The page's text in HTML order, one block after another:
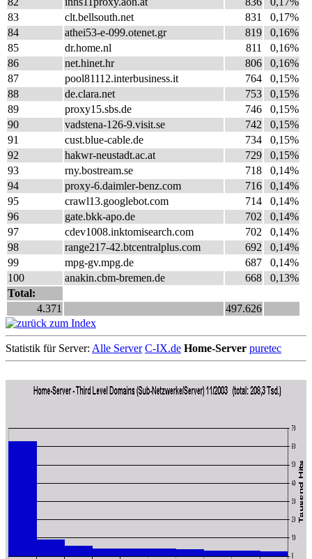
83
clt.bellsouth.net 831
0,17%
84
athei53-e-099.otenet.gr 819
0,16%
85
dr.home.nl 811
0,16%
86
net.hinet.hr 806
0,16%
87
pool81112.interbusiness.it 764
0,15%
88
de.clara.net 753
0,15%
89
proxy15.sbs.de 746
0,15%
90
vadstena-126-9.visit.se 742
0,15%
91
cust.blue-cable.de 734
0,15%
92
hakwr-neustadt.ac.at 729
0,15%
93
rny.bostream.se 718
0,14%
94
proxy-6.daimler-benz.com 716
0,14%
95
crawl13.googlebot.com 714
0,14%
96
gate.bkk-apo.de 702
0,14%
97
cdev1008.inktomisearch.com 702
0,14%
98
range217-42.btcentralplus.com 692
0,14%
99
mpg-gv.mpg.de 687
0,14%
100
anakin.cbm-bremen.de 668
0,13%
Total:
4.371
497.626
Statistik für Server: Alle Server C-IX.de Home-Server puretec